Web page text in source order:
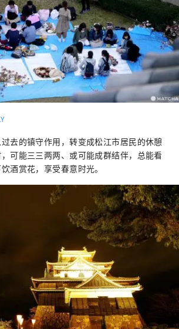
去的镇守作用，转变成松江市居民的休憩
可能三三两两、或可能成群结伴，总能看
酒赏花，享受春意时光。